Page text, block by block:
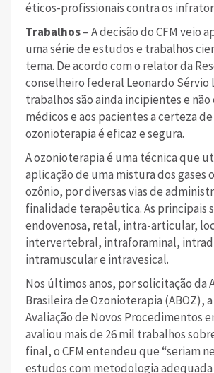
éticos-profissionais contra os
Trabalhos– A decisão do CFM veio
uma série de estudos e trabalhos
tema. De acordo com o relator da
conselheiro federal Leonardo Sérvio
trabalhos são ainda incipientes e
médicos e aos pacientes a certeza
ozonioterapia é eficaz e segura.
A ozonioterapia é uma técnica que
aplicação de uma mistura dos gases
ozônio, por diversas vias de
finalidade terapêutica. As principais
endovenosa, retal, intra-articular,
intervertebral, intraforaminal,
intramuscular e intravesical.
Nos últimos anos, por solicitação da
Brasileira de Ozonioterapia (ABOZ),
Avaliação de Novos Procedimentos
avaliou mais de 26 mil trabalhos
final, o CFM entendeu que “seriam
estudos com metodologia adequada